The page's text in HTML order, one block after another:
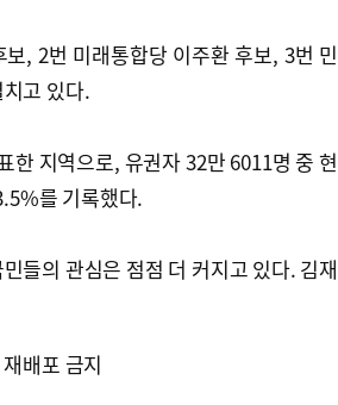
, 2번 미래통합당 이주환 후보, 3번 민
고 있다.
한 지역으로, 유권자 32만 6011명 중 현
를 기록했다.
들의 관심은 점점 더 커지고 있다. 김재
배포 금지